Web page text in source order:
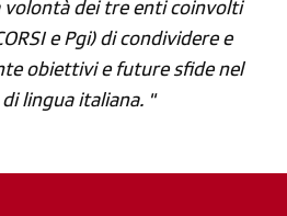
dei tre enti coinvolti
e Pgi) di condividere e
obiettivi e future sfide nel
lingua italiana. "